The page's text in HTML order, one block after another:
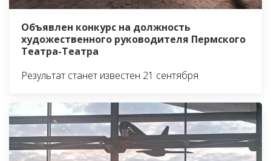
Объявлен конкурс на должность
художественного руководителя Пермского
Театра-Театра
Результат станет известен 21 сентября